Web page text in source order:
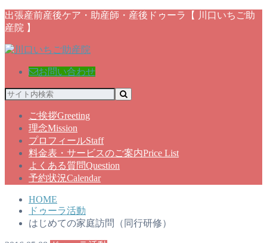
出張産前産後ケア・助産師・産後ドゥーラ【 川口いちご助
産院 】
お問い合わせ
ご挨拶Greeting
理念Mission
プロフィールStaff
料金表・サービスのご案内Price List
よくある質問Question
予約状況Calendar
HOME
ドゥーラ活動
はじめての家庭訪問（同行研修）